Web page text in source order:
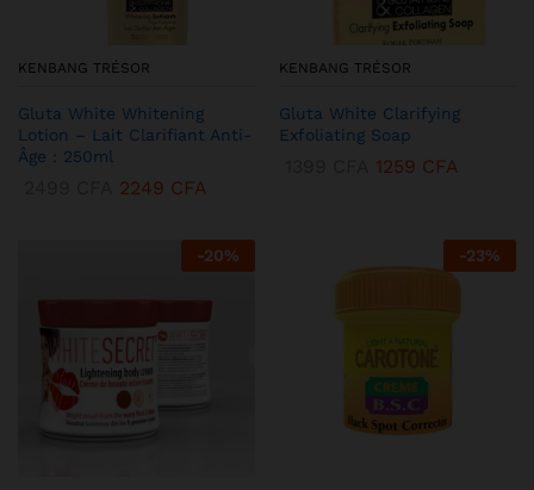
KENBANG TRÉSOR
Gluta White Whitening
Lotion – Lait Clarifiant Anti-
Âge : 250ml
2249 CFA
KENBANG TRÉSOR
Gluta White Clarifying
Exfoliating Soap
1259 CFA
-20% -23%